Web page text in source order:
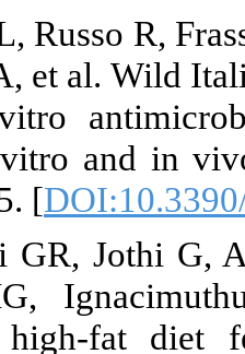
34. Pozzo L,
J, Vornoli A,
exerts in
against in
2019;9(1):5. [
35. Gandhi
Paulraj
attenuates